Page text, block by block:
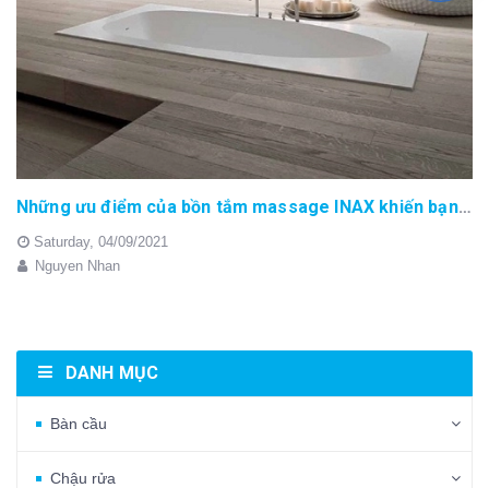
Những ưu điểm của bồn tắm massage INAX khiến bạn mong muốn sở hữu ngay sản phẩm
Saturday, 04/09/2021
Nguyen Nhan
DANH MỤC
Bàn cầu
Chậu rửa